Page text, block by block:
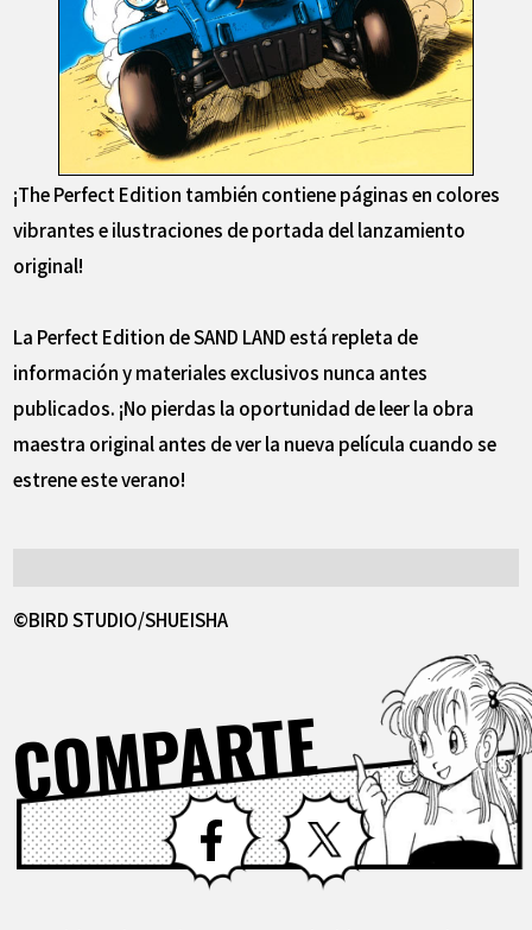
¡The Perfect Edition también contiene páginas en colores
vibrantes e ilustraciones de portada del lanzamiento
original!
La Perfect Edition de SAND LAND está repleta de
información y materiales exclusivos nunca antes
publicados. ¡No pierdas la oportunidad de leer la obra
maestra original antes de ver la nueva película cuando se
estrene este verano!
©BIRD STUDIO/SHUEISHA
COMPARTE
Facebook X